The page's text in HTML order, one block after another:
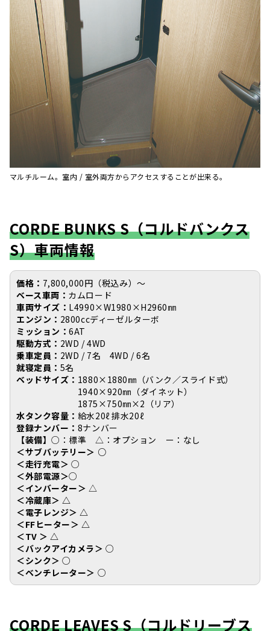
マルチルーム。室内 / 室外両方からアクセスすることが出来る。
CORDE BUNKS S（コルドバンクス
S）車両情報
価格： 7,800,000円（税込み）〜
ベース車両： カムロード
車両サイズ： L4990×W1980×H2960㎜
エンジン： 2800ccディーゼルターボ
ミッション：6AT
駆動方式： 2WD / 4WD
乗車定員： 2WD / 7名 4WD / 6名
就寝定員： 5名
ベッドサイズ： 1880×1880㎜（バンク／スライド式）
1940×920㎜（ダイネット）
1875×750㎜×2（リア）
水タンク容量： 給水20ℓ 排水20ℓ
登録ナンバー： 8ナンバー
【装備】○：標準 △：オプション ー：なし
＜サブバッテリー＞ ○
＜走行充電＞ ○
＜外部電源＞○
＜インバーター＞△
＜冷蔵庫＞ △
＜電子レンジ＞ △
＜FFヒーター＞ △
＜TV ＞ △
＜バックアイカメラ＞○
＜シンク＞○
＜ベンチレーター＞ ○
CORDE LEAVES S（コルドリーブス